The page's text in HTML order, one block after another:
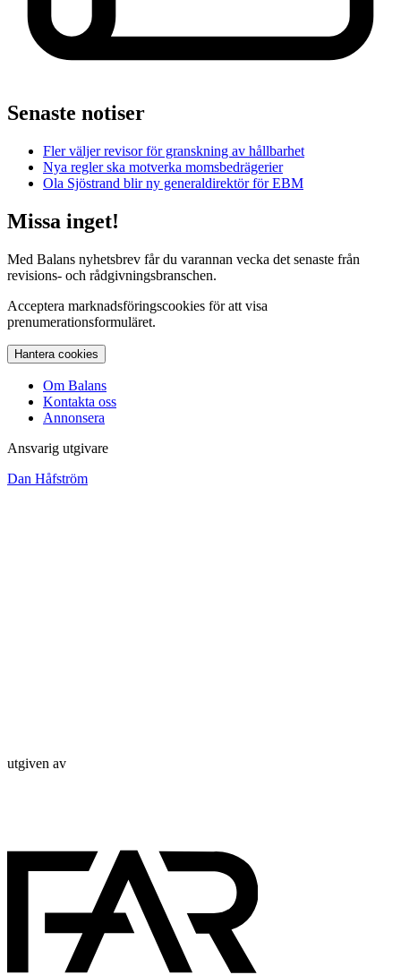
Senaste notiser
Fler väljer revisor för granskning av hållbarhet
Nya regler ska motverka momsbedrägerier
Ola Sjöstrand blir ny generaldirektör för EBM
Missa inget!
Med Balans nyhetsbrev får du varannan vecka det senaste från
revisions- och rådgivningsbranschen.
Acceptera marknadsföringscookies för att visa
prenumerationsformuläret.
Hantera cookies
Om Balans
Kontakta oss
Annonsera
Ansvarig utgivare
Dan Håfström
utgiven av